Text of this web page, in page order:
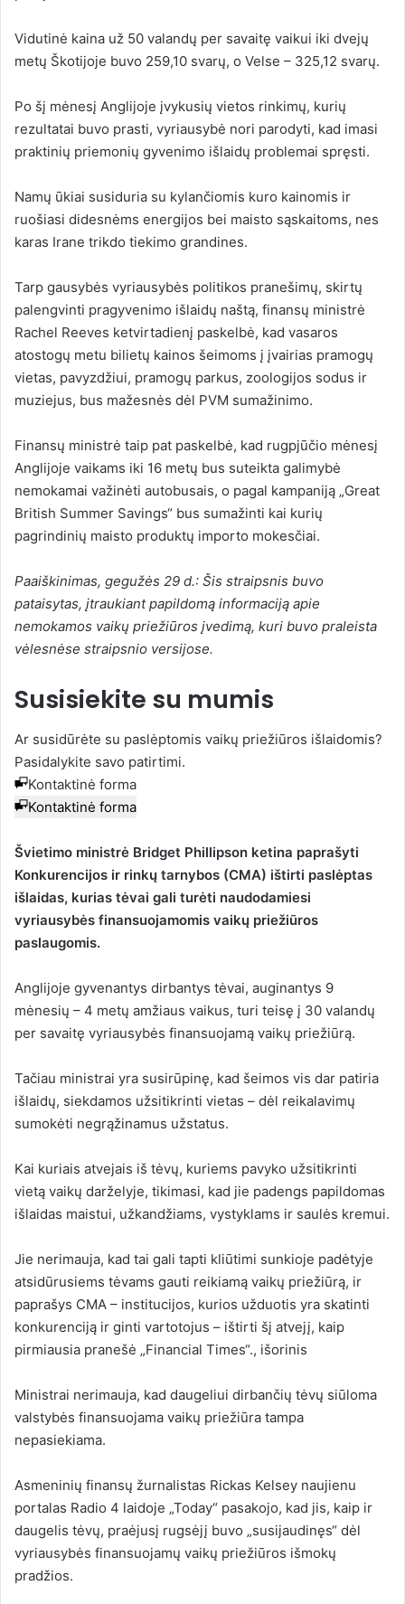
Vidutinė kaina už 50 valandų per savaitę vaikui iki dvejų
metų Škotijoje buvo 259,10 svarų, o Velse – 325,12 svarų.
Po šį mėnesį Anglijoje įvykusių vietos rinkimų, kurių
rezultatai buvo prasti, vyriausybė nori parodyti, kad imasi
praktinių priemonių gyvenimo išlaidų problemai spręsti.
Namų ūkiai susiduria su kylančiomis kuro kainomis ir
ruošiasi didesnėms energijos bei maisto sąskaitoms, nes
karas Irane trikdo tiekimo grandines.
Tarp gausybės vyriausybės politikos pranešimų, skirtų
palengvinti pragyvenimo išlaidų naštą, finansų ministrė
Rachel Reeves ketvirtadienį paskelbė, kad vasaros
atostogų metu bilietų kainos šeimoms į įvairias pramogų
vietas, pavyzdžiui, pramogų parkus, zoologijos sodus ir
muziejus, bus mažesnės dėl PVM sumažinimo.
Finansų ministrė taip pat paskelbė, kad rugpjūčio mėnesį
Anglijoje vaikams iki 16 metų bus suteikta galimybė
nemokamai važinėti autobusais, o pagal kampaniją „Great
British Summer Savings“ bus sumažinti kai kurių
pagrindinių maisto produktų importo mokesčiai.
Paaiškinimas, gegužės 29 d.: Šis straipsnis buvo
pataisytas, įtraukiant papildomą informaciją apie
nemokamos vaikų priežiūros įvedimą, kuri buvo praleista
vėlesnėse straipsnio versijose.
Susisiekite su mumis
Ar susidūrėte su paslėptomis vaikų priežiūros išlaidomis?
Pasidalykite savo patirtimi.
Kontaktinė forma
Kontaktinė forma
Švietimo ministrė Bridget Phillipson ketina paprašyti
Konkurencijos ir rinkų tarnybos (CMA) ištirti paslėptas
išlaidas, kurias tėvai gali turėti naudodamiesi
vyriausybės finansuojamomis vaikų priežiūros
paslaugomis.
Anglijoje gyvenantys dirbantys tėvai, auginantys 9
mėnesių – 4 metų amžiaus vaikus, turi teisę į 30 valandų
per savaitę vyriausybės finansuojamą vaikų priežiūrą.
Tačiau ministrai yra susirūpinę, kad šeimos vis dar patiria
išlaidų, siekdamos užsitikrinti vietas – dėl reikalavimų
sumokėti negrąžinamus užstatus.
Kai kuriais atvejais iš tėvų, kuriems pavyko užsitikrinti
vietą vaikų darželyje, tikimasi, kad jie padengs papildomas
išlaidas maistui, užkandžiams, vystyklams ir saulės kremui.
Jie nerimauja, kad tai gali tapti kliūtimi sunkioje padėtyje
atsidūrusiems tėvams gauti reikiamą vaikų priežiūrą, ir
paprašys CMA – institucijos, kurios užduotis yra skatinti
konkurenciją ir ginti vartotojus – ištirti šį atvejį, kaip
pirmiausia pranešė „Financial Times“., išorinis
Ministrai nerimauja, kad daugeliui dirbančių tėvų siūloma
valstybės finansuojama vaikų priežiūra tampa
nepasiekiama.
Asmeninių finansų žurnalistas Rickas Kelsey naujienu
portalas Radio 4 laidoje „Today“ pasakojo, kad jis, kaip ir
daugelis tėvų, praėjusį rugsėjį buvo „susijaudinęs“ dėl
vyriausybės finansuojamų vaikų priežiūros išmokų
pradžios.